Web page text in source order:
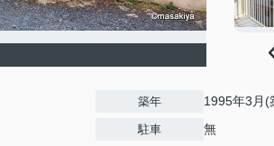
築年 1995年3月(
駐車 無